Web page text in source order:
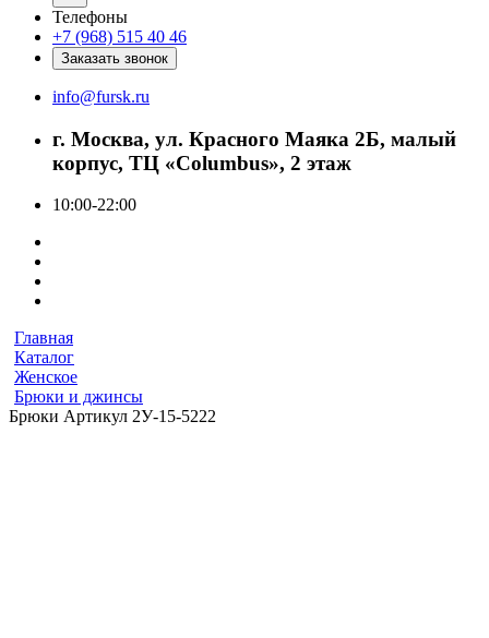
Телефоны
+7 (968) 515 40 46
Заказать звонок
info@fursk.ru
г. Москва, ул. Красного Маяка 2Б, малый
корпус, ТЦ «Columbus», 2 этаж
10:00-22:00
Главная
Каталог
Женское
Брюки и джинсы
Брюки Артикул 2У-15-5222